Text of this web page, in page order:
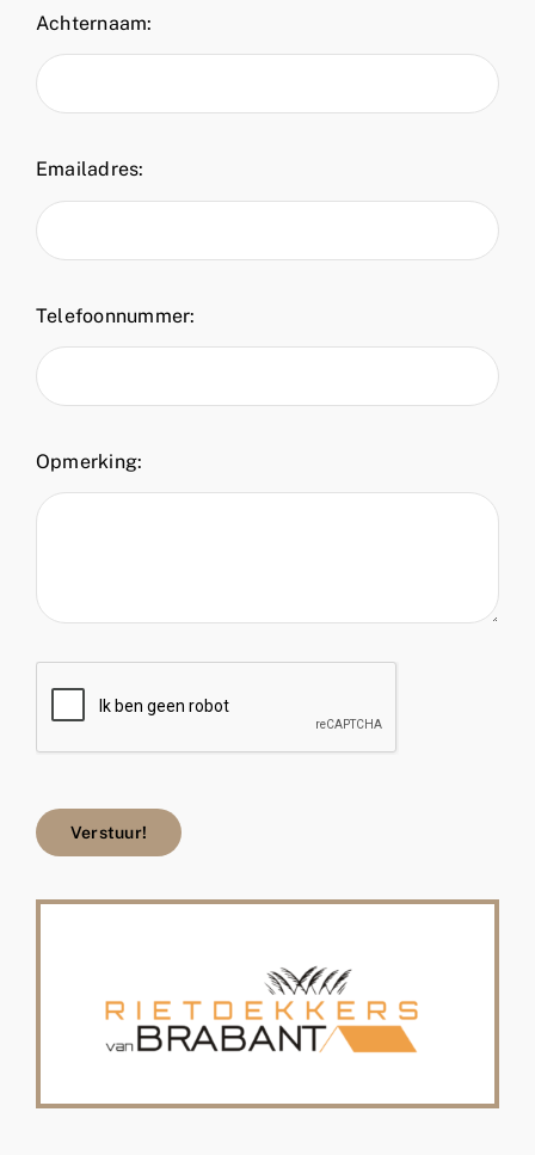
Achternaam:
Emailadres:
Telefoonnummer:
Opmerking:
Verstuur!